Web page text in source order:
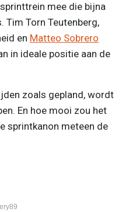
mee die bijna
Tim Torn Teutenberg,
en Matteo Sobrero
in ideale positie aan de
zoals gepland, wordt
En hoe mooi zou het
sprintkanon meteen de